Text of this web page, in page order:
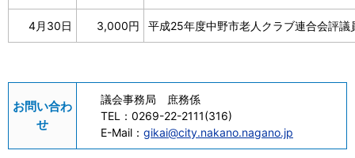
4月30日 3,000円 平成25年度中野市老人クラブ連合会評議
お問い合わ
せ
議会事務局 庶務係
TEL： 0269-22-2111(316)
E-Mail： gikai@city.nakano.nagano.jp